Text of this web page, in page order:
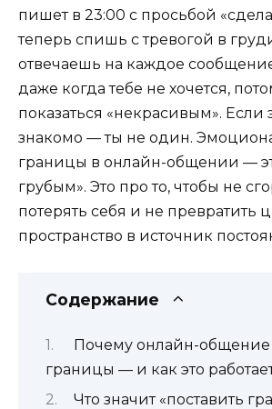
пишет в 23:00 с просьбой
теперь спишь с тревогой в
отвечаешь на каждое
даже когда тебе не хочется,
показаться «некрасивым». Если
знакомо — ты не один.
границы в онлайн-общении —
грубым». Это про то, чтобы не
потерять себя и не превратить
пространство в источник
Содержание
Почему онлайн-общение
границы — и как это
Что значит «поставить